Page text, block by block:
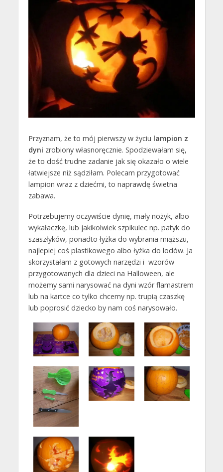
Przyznam, że to mój pierwszy w życiu lampion z
dyni zrobiony własnoręcznie. Spodziewałam się,
że to dość trudne zadanie jak się okazało o wiele
łatwiejsze niż sądziłam. Polecam przygotować
lampion wraz z dziećmi, to naprawdę świetna
zabawa.
Potrzebujemy oczywiście dynię, mały nożyk, albo
wykałaczkę, lub jakikolwiek szpikulec np. patyk do
szaszłyków, ponadto łyżka do wybrania miąższu,
najlepiej coś plastikowego albo łyżka do lodów. Ja
skorzystałam z gotowych narzędzi i wzorów
przygotowanych dla dzieci na Halloween, ale
możemy sami narysować na dyni wzór flamastrem
lub na kartce co tylko chcemy np. trupią czaszkę
lub poprosić dziecko by nam coś narysowało.